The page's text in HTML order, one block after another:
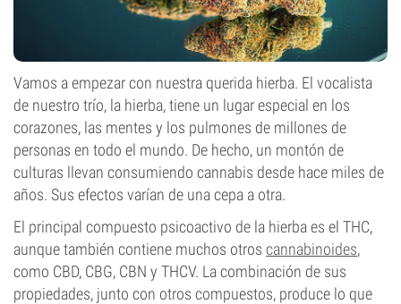
Vamos a empezar con nuestra querida hierba. El vocalista
de nuestro trío, la hierba, tiene un lugar especial en los
corazones, las mentes y los pulmones de millones de
personas en todo el mundo. De hecho, un montón de
culturas llevan consumiendo cannabis desde hace miles de
años. Sus efectos varían de una cepa a otra.
El principal compuesto psicoactivo de la hierba es el THC,
aunque también contiene muchos otros cannabinoides,
como CBD, CBG, CBN y THCV. La combinación de sus
propiedades, junto con otros compuestos, produce lo que